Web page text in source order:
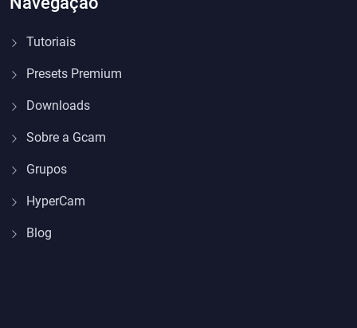
Tutoriais
Presets Premium
Downloads
Sobre a Gcam
Grupos
HyperCam
Blog